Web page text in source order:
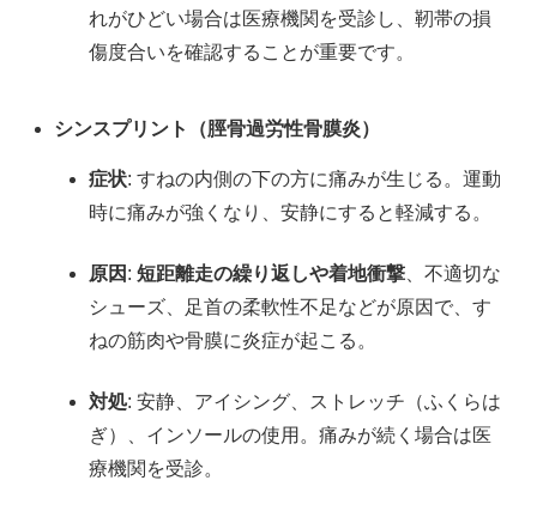
れがひどい場合は医療機関を受診し、靭帯の損
傷度合いを確認することが重要です。
シンスプリント（脛骨過労性骨膜炎）
症状: すねの内側の下の方に痛みが生じる。運動
時に痛みが強くなり、安静にすると軽減する。
原因 :短距離走の繰り返しや着地衝撃 、不適切な
シューズ、足首の柔軟性不足などが原因で、す
ねの筋肉や骨膜に炎症が起こる。
対処: 安静、アイシング、ストレッチ（ふくらは
ぎ）、インソールの使用。痛みが続く場合は医
療機関を受診。